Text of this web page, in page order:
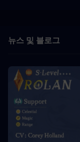
뉴스 및 블로그